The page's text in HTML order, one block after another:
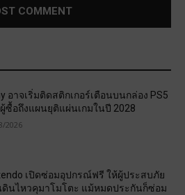
อาจเริ่มติดสติกเกอร์เตือนบนกล่อง PS5
ซื้อถึงแผนยุติแผ่นเกมในปี 2028
2026
เปิดซ่อมอุปกรณ์ฟรี ให้ผู้ประสบภัย
นไหวคุมาโมโตะ แม้หมดประกันก็ซ่อม